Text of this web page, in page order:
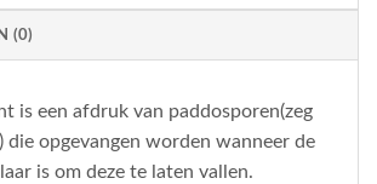
(0)
is een afdruk van paddosporen(zeg
die opgevangen worden wanneer de
is om deze te laten vallen.